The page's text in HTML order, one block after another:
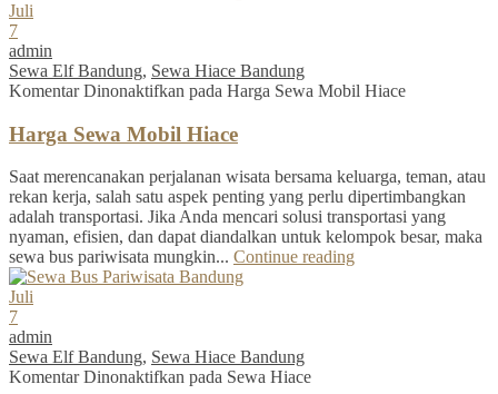
Juli
7
admin
Sewa Elf Bandung, Sewa Hiace Bandung
Komentar Dinonaktifkan pada Harga Sewa Mobil Hiace
Harga Sewa Mobil Hiace
Saat merencanakan perjalanan wisata bersama keluarga, teman, atau
rekan kerja, salah satu aspek penting yang perlu dipertimbangkan
adalah transportasi. Jika Anda mencari solusi transportasi yang
nyaman, efisien, dan dapat diandalkan untuk kelompok besar, maka
sewa bus pariwisata mungkin... Continue reading
Juli
7
admin
Sewa Elf Bandung, Sewa Hiace Bandung
Komentar Dinonaktifkan pada Sewa Hiace